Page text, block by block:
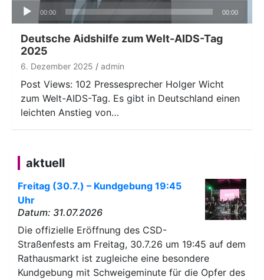
Audio-
Player
00:00 00:00
Deutsche Aidshilfe zum Welt-AIDS-Tag
2025
6. Dezember 2025 admin
Post Views: 102 Pressesprecher Holger Wicht
zum Welt-AIDS-Tag. Es gibt in Deutschland einen
leichten Anstieg von…
aktuell
Freitag (30.7.) – Kundgebung 19:45
Uhr
Datum: 31.07.2026
Die offizielle Eröffnung des CSD-
Straßenfests am Freitag, 30.7.26 um 19:45 auf dem
Rathausmarkt ist zugleiche eine besondere
Kundgebung mit Schweigeminute für die Opfer des